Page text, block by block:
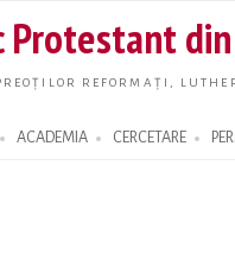
main
REFORMAȚI,
ACADEMIA CERCETARE